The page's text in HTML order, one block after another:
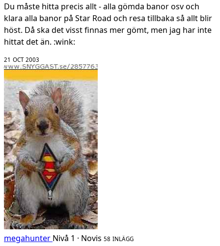
Du måste hitta precis allt - alla gömda banor osv och
klara alla banor på Star Road och resa tillbaka så allt blir
höst. Då ska det visst finnas mer gömt, men jag har inte
hittat det än. :wink:
21 OCT 2003
megahunter Nivå 1 · Novis 58 INLÄGG